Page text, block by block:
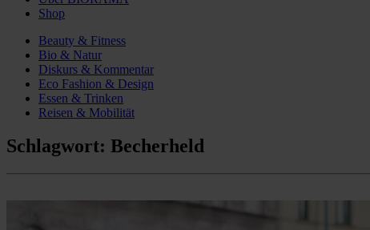
Shop
Beauty & Fitness
Bio & Natur
Diskurs & Kommentar
Eco Fashion & Design
Essen & Trinken
Reisen & Mobilität
Schlagwort: Becherheld